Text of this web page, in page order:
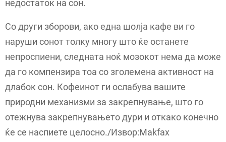
недостаток на сон.
Со други зборови, ако една шолја кафе ви го
наруши сонот толку многу што ќе останете
непроспиени, следната ноќ мозокот нема да може
да го компензира тоа со зголемена активност на
длабок сон. Кофеинот ги ослабува вашите
природни механизми за закрепнување, што го
отежнува закрепнувањето дури и откако конечно
ќе се наспиете целосно./Извор:Makfax